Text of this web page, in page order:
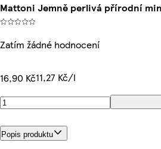
Mattoni Jemně perlivá přírodní
Zatím žádné hodnocení
16,90 Kč11,27 Kč/l
Popis produktu